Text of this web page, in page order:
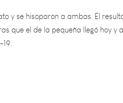
el de la pequeña llegó hoy